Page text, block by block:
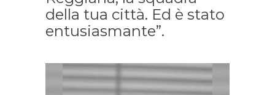
della tua città. Ed è stato
entusiasmante”.